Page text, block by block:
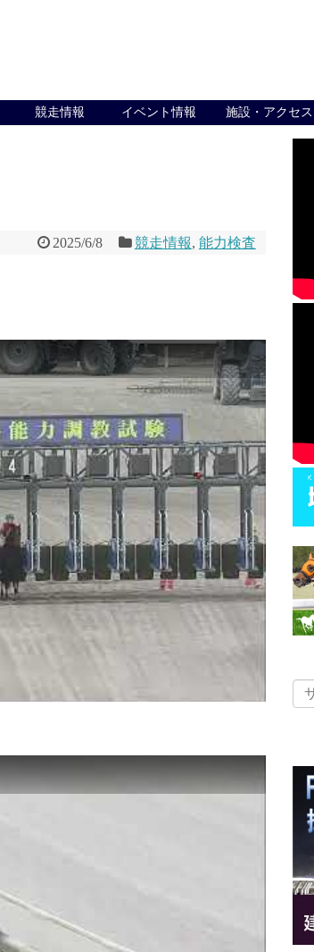
競走情報 イベント情報 施設・アクセス
2025/6/8 競走情報, 能力検査